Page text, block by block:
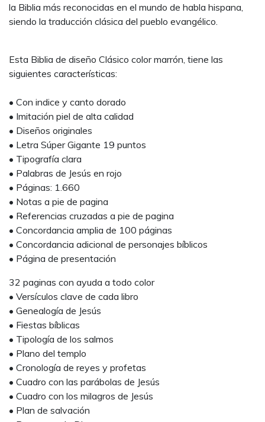
la Biblia más reconocidas en el mundo de habla hispana,
siendo la traducción clásica del pueblo evangélico.
Esta Biblia de diseño Clásico color marrón, tiene las
siguientes características:
• Con indice y canto dorado
• Imitación piel de alta calidad
• Diseños originales
• Letra Súper Gigante 19 puntos
• Tipografía clara
• Palabras de Jesús en rojo
• Páginas: 1.660
• Notas a pie de pagina
• Referencias cruzadas a pie de pagina
• Concordancia amplia de 100 páginas
• Concordancia adicional de personajes bíblicos
• Página de presentación
32 paginas con ayuda a todo color
• Versículos clave de cada libro
• Genealogía de Jesús
• Fiestas bíblicas
• Tipología de los salmos
• Plano del templo
• Cronología de reyes y profetas
• Cuadro con las parábolas de Jesús
• Cuadro con los milagros de Jesús
• Plan de salvación